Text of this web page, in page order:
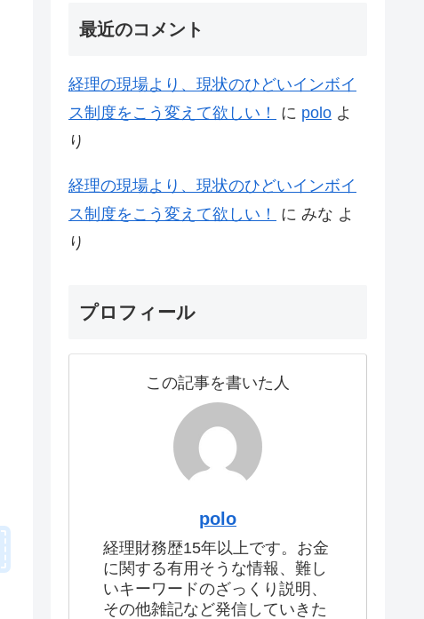
最近のコメント
経理の現場より、現状のひどいインボイ
ス制度をこう変えて欲しい！
に polo よ
り
経理の現場より、現状のひどいインボイ
ス制度をこう変えて欲しい！
に みな よ
り
プロフィール
この記事を書いた人
polo
経理財務歴15年以上です。お金
に関する有用そうな情報、難し
いキーワードのざっくり説明、
その他雑記など発信していきた